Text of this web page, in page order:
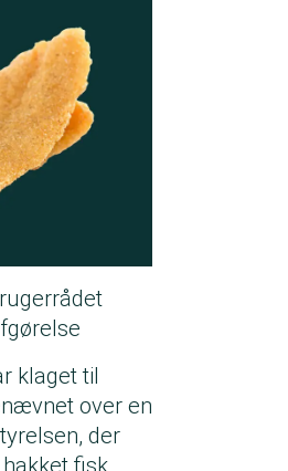
klaget til
over en
der
fisk